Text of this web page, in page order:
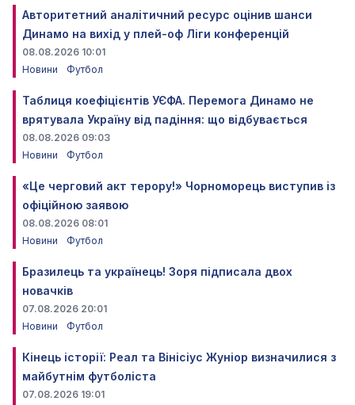
Авторитетний аналітичний ресурс оцінив шанси
Динамо на вихід у плей-оф Ліги конференцій
08.08.2026 10:01
Новини
Футбол
Таблиця коефіцієнтів УЄФА. Перемога Динамо не
врятувала Україну від падіння: що відбувається
08.08.2026 09:03
Новини
Футбол
«Це черговий акт терору!» Чорноморець виступив із
офіційною заявою
08.08.2026 08:01
Новини
Футбол
Бразилець та українець! Зоря підписала двох
новачків
07.08.2026 20:01
Новини
Футбол
Кінець історії: Реал та Вінісіус Жуніор визначилися з
майбутнім футболіста
07.08.2026 19:01